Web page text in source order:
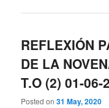
REFLEXIÓN
DE LA
T.O (2) 01-06-
Posted on31 May, 2020